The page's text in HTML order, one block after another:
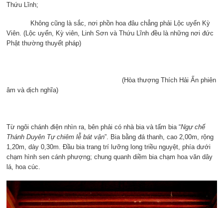
Thứu Lĩnh;
Không cũng là sắc, nơi phồn hoa đâu chẳng phải Lộc uyển Kỳ
Viên. (Lộc uyển, Kỳ viên, Linh Sơn và Thứu Lĩnh đều là những nơi đức
Phật thường thuyết pháp)
(Hòa thượng Thích Hải Ấn phiên
âm và dịch nghĩa)
Từ ngôi chánh điện nhìn ra, bên phải có nhà bia và tấm bia “Ngự chế
Thánh Duyên Tự chiêm lễ bát vận”. Bia bằng đá thanh, cao 2,00m, rộng
1,20m, dày 0,30m. Đầu bia trang trí lưỡng long triều nguyệt, phía dưới
chạm hình sen cánh phượng; chung quanh diềm bia chạm hoa văn dây
lá, hoa cúc.